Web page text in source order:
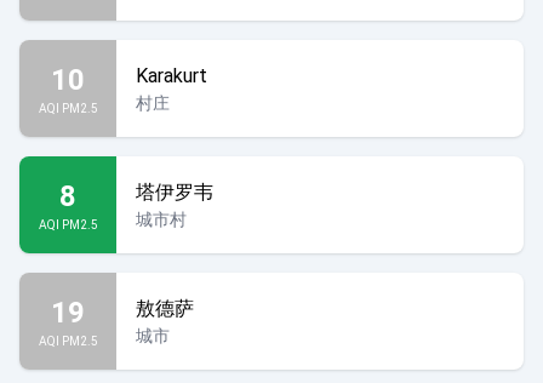
10
AQI PM2.5
Karakurt
村庄
8
AQI PM2.5
塔伊罗韦
城市村
19
AQI PM2.5
敖德萨
城市